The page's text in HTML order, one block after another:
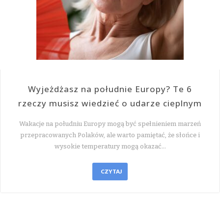
Wyjeżdżasz na południe Europy? Te 6
rzeczy musisz wiedzieć o udarze cieplnym
Wakacje na południu Europy mogą być spełnieniem marzeń
przepracowanych Polaków, ale warto pamiętać, że słońce i
wysokie temperatury mogą okazać…
CZYTAJ